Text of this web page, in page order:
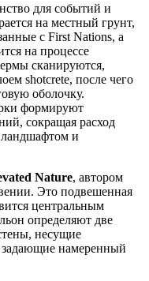
для событий и
на местный грунт,
с First Nations, а
на процессе
сканируются,
shotcrete, после чего
оболочку.
формируют
сокращая расход
ландшафтом и
Nature, автором
Это подвешенная
центральным
определяют две
несущие
намеренный